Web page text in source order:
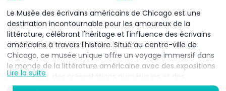
Le Musée des écrivains américains de Chicago est une
destination incontournable pour les amoureux de la
littérature, célébrant l'héritage et l'influence des écrivains
américains à travers l'histoire. Situé au centre-ville de
Chicago, ce musée unique offre un voyage immersif dans
le monde de la littérature américaine avec des expositions
interactives, des présentations numériques et des
manuscrits originaux. Les visiteurs peuvent explorer la vie et
Lire la suite